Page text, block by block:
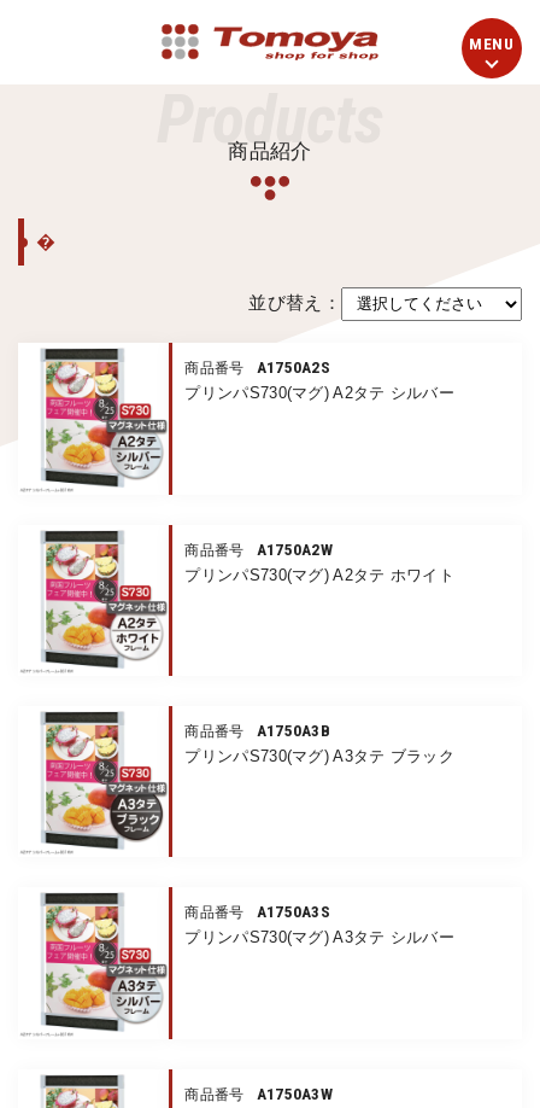
Products
商品紹介
�
並び替え：
商品番号 A1750A2S
プリンパS730(マグ) A2タテ シルバー
商品番号 A1750A2W
プリンパS730(マグ) A2タテ ホワイト
商品番号 A1750A3B
プリンパS730(マグ) A3タテ ブラック
商品番号 A1750A3S
プリンパS730(マグ) A3タテ シルバー
商品番号 A1750A3W